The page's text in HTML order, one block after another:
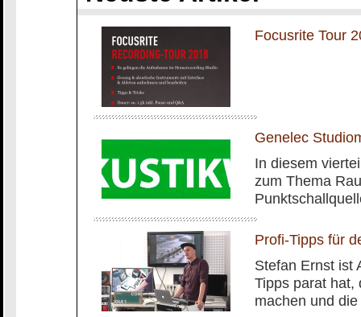
Focusrite Tour
Genelec
In diesem
zum Thema
Profi-Tipps für
Stefan Ernst ist
Tipps parat hat,
machen und